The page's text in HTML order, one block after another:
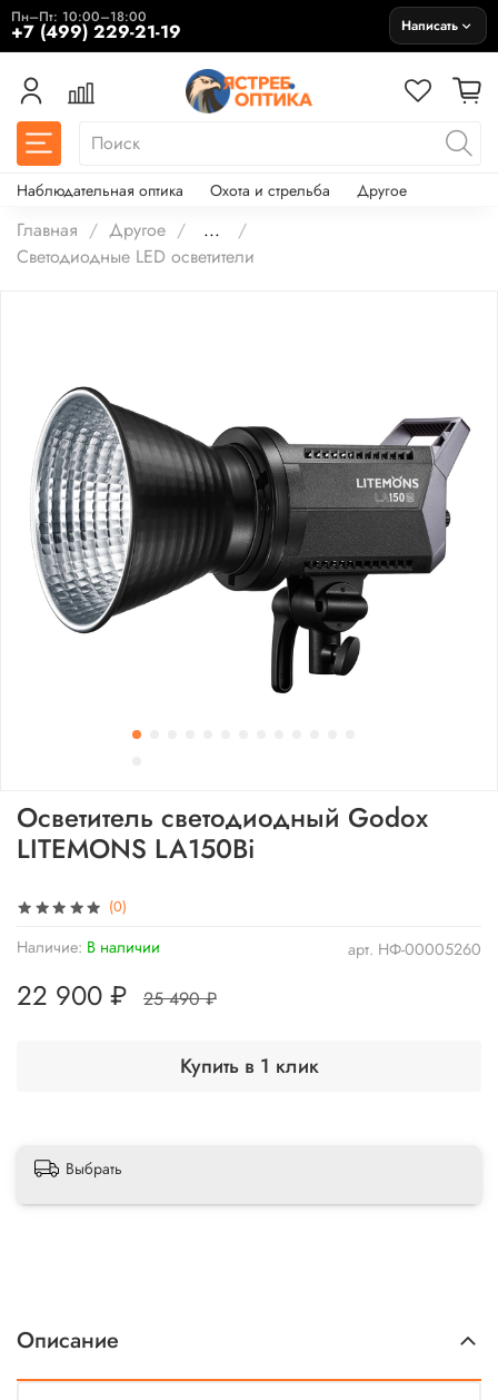
Пн–Пт: 10:00–18:00
+7 (499) 229-21-19 Написать
Наблюдательная оптика Охота и стрельба Другое
Главная Другое
...
Светодиодные LED осветители
(0)
арт. НФ-00005260
Наличие: В наличии
Осветитель светодиодный Godox
LITEMONS LA150Bi
22 900 ₽ 25 490 ₽
Купить в 1 клик
Выбрать
Описание